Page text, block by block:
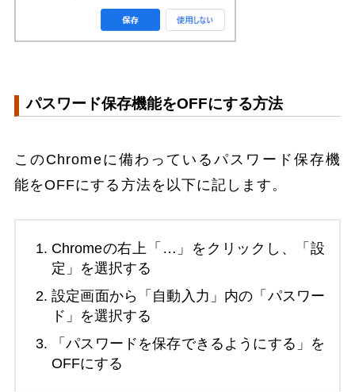
パスワード保存機能をOFFにする方法
このChromeに備わっているパスワード保存機
能をOFFにする方法を以下に記します。
Chromeの右上「…」をクリックし、「設
定」を選択する
設定画面から「自動入力」内の「パスワー
ド」を選択する
「パスワードを保存できるようにする」を
OFFにする